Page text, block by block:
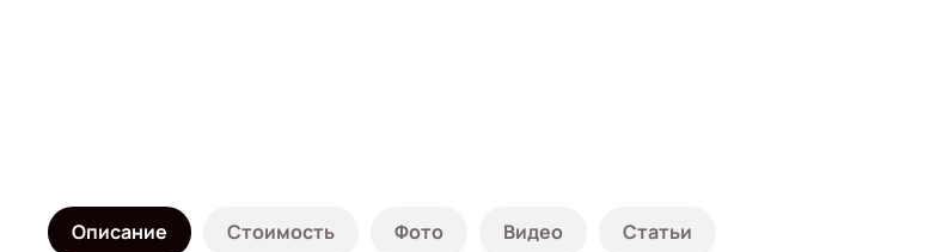
Описание Стоимость Фото Видео Статьи